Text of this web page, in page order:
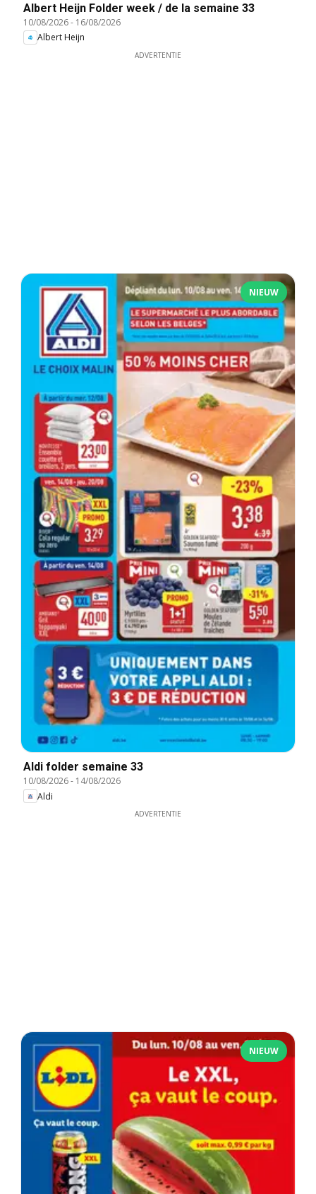
Albert Heijn Folder week / de la semaine 33
10/08/2026- 16/08/2026
Albert Heijn
ADVERTENTIE
NIEUW
Aldi folder semaine 33
10/08/2026- 14/08/2026
Aldi
ADVERTENTIE
NIEUW